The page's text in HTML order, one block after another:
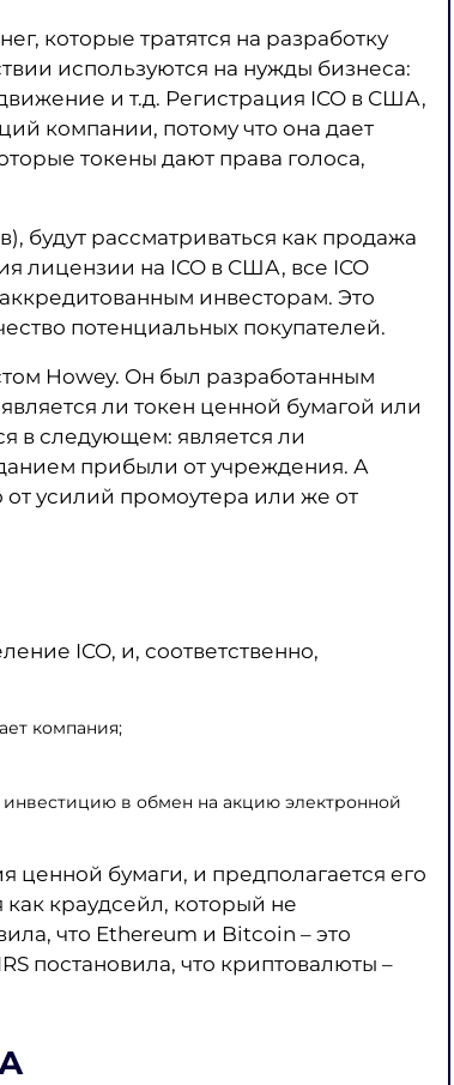
которые тратятся на разработку
используются на нужды бизнеса:
и т.д. Регистрация ICO в США,
компании, потому что она дает
токены дают права голоса,
будут рассматриваться как продажа
лицензии на ICO в США, все ICO
инвесторам. Это
потенциальных покупателей.
Howey. Он был разработанным
ли токен ценной бумагой или
в следующем: является ли
прибыли от учреждения. А
усилий промоутера или же от
ICO, и, соответственно,
компания;
в обмен на акцию электронной
ценной бумаги, и предполагается его
как краудсейл, который не
что Ethereum и Bitcoin – это
постановила, что криптовалюты –